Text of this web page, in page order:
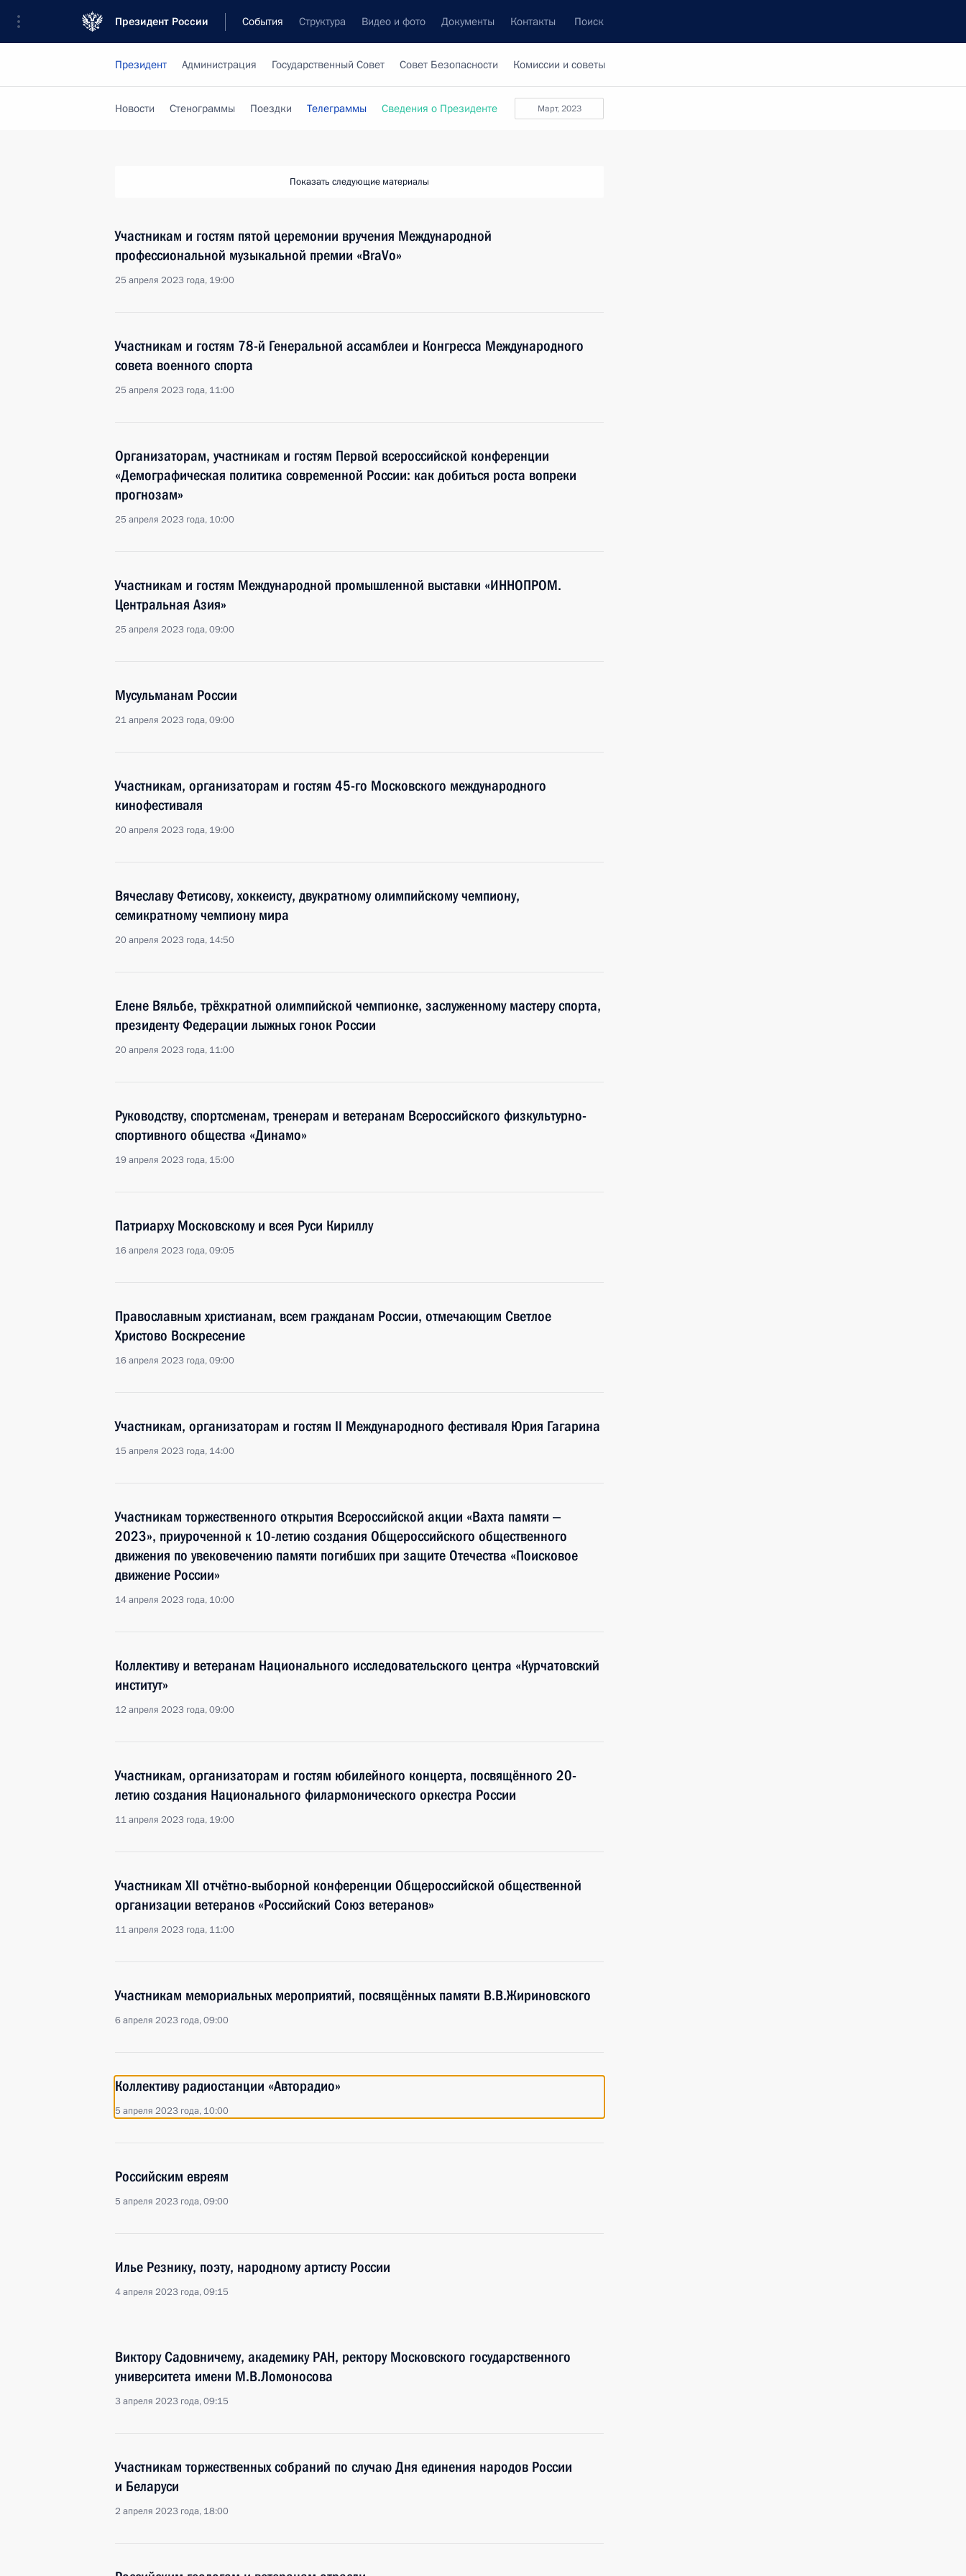
Президент России События Структура Видео и фото Документы Контакты Поиск
Президент Администрация Государственный Совет Совет Безопасности Комиссии и советы
март, 2023
Новости Стенограммы Поездки Телеграммы Сведения о Президенте
Показать следующие материалы
Участникам и гостям пятой церемонии вручения Международной
профессиональной музыкальной премии «BraVo»
25 апреля 2023 года, 19:00
Участникам и гостям 78-й Генеральной ассамблеи и Конгресса Международного
совета военного спорта
25 апреля 2023 года, 11:00
Организаторам, участникам и гостям Первой всероссийской конференции
«Демографическая политика современной России: как добиться роста вопреки
прогнозам»
25 апреля 2023 года, 10:00
Участникам и гостям Международной промышленной выставки «ИННОПРОМ.
Центральная Азия»
25 апреля 2023 года, 09:00
Мусульманам России
21 апреля 2023 года, 09:00
Участникам, организаторам и гостям 45-го Московского международного
кинофестиваля
20 апреля 2023 года, 19:00
Вячеславу Фетисову, хоккеисту, двукратному олимпийскому чемпиону,
семикратному чемпиону мира
20 апреля 2023 года, 14:50
Елене Вяльбе, трёхкратной олимпийской чемпионке, заслуженному мастеру спорта,
президенту Федерации лыжных гонок России
20 апреля 2023 года, 11:00
Руководству, спортсменам, тренерам и ветеранам Всероссийского физкультурно-
спортивного общества «Динамо»
19 апреля 2023 года, 15:00
Патриарху Московскому и всея Руси Кириллу
16 апреля 2023 года, 09:05
Православным христианам, всем гражданам России, отмечающим Светлое
Христово Воскресение
16 апреля 2023 года, 09:00
Участникам, организаторам и гостям II Международного фестиваля Юрия Гагарина
15 апреля 2023 года, 14:00
Участникам торжественного открытия Всероссийской акции «Вахта памяти ‒
2023», приуроченной к 10-летию создания Общероссийского общественного
движения по увековечению памяти погибших при защите Отечества «Поисковое
движение России»
14 апреля 2023 года, 10:00
Коллективу и ветеранам Национального исследовательского центра «Курчатовский
институт»
12 апреля 2023 года, 09:00
Участникам, организаторам и гостям юбилейного концерта, посвящённого 20-
летию создания Национального филармонического оркестра России
11 апреля 2023 года, 19:00
Участникам XII отчётно-выборной конференции Общероссийской общественной
организации ветеранов «Российский Союз ветеранов»
11 апреля 2023 года, 11:00
Участникам мемориальных мероприятий, посвящённых памяти В.В.Жириновского
6 апреля 2023 года, 09:00
Коллективу радиостанции «Авторадио»
5 апреля 2023 года, 10:00
Российским евреям
5 апреля 2023 года, 09:00
Илье Резнику, поэту, народному артисту России
4 апреля 2023 года, 09:15
Виктору Садовничему, академику РАН, ректору Московского государственного
университета имени М.В.Ломоносова
3 апреля 2023 года, 09:15
Участникам торжественных собраний по случаю Дня единения народов России
и Беларуси
2 апреля 2023 года, 18:00